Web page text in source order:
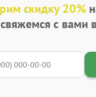
скидку 20%
с вами